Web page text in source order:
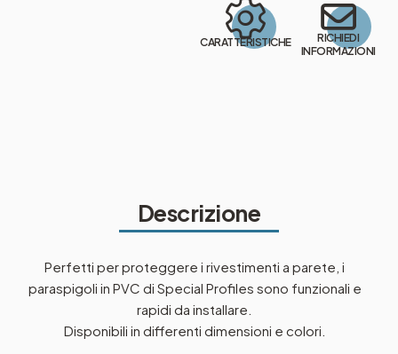
CARATTERISTICHE
RICHIEDI
INFORMAZIONI
Descrizione
Perfetti per proteggere i rivestimenti a parete, i
paraspigoli in PVC di Special Profiles sono funzionali e
rapidi da installare.
Disponibili in differenti dimensioni e colori.